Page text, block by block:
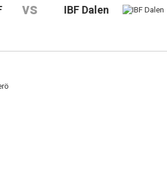
vs IBF Dalen